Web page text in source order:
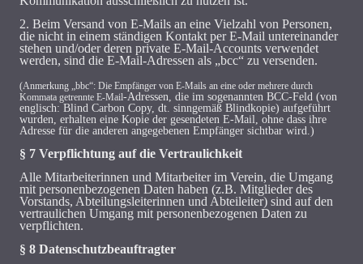
2. Beim Versand von E-Mails an eine Vielzahl von Personen,
die nicht in einem ständigen Kontakt per E-Mail untereinander
stehen und/oder deren private E-Mail-Accounts verwendet
werden, sind die E-Mail-Adressen als „bcc“ zu versenden.
(Anmerkung „bbc“: Die Empfänger von E-Mails an eine oder mehrere durch
Kommata getrennte E-Mail-Adressen, die im sogenannten BCC-Feld (von
englisch: Blind Carbon Copy, dt. sinngemäß Blindkopie) aufgeführt
wurden, erhalten eine Kopie der gesendeten E-Mail, ohne dass ihre
Adresse für die anderen angegebenen Empfänger sichtbar wird.)
§ 7 Verpflichtung auf die Vertraulichkeit
Alle Mitarbeiterinnen und Mitarbeiter im Verein, die Umgang
mit personenbezogenen Daten haben (z.B. Mitglieder des
Vorstands, Abteilungsleiterinnen und Abteileiter) sind auf den
vertraulichen Umgang mit personenbezogenen Daten zu
verpflichten.
§ 8 Datenschutzbeauftragter